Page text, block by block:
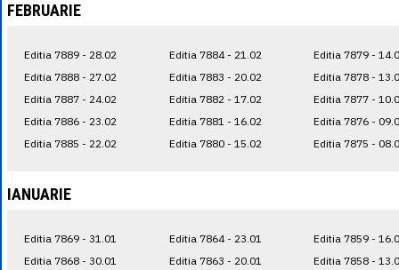
FEBRUARIE
Editia 7889 - 28.02
Editia 7888 - 27.02
Editia 7887 - 24.02
Editia 7886 - 23.02
Editia 7885 - 22.02
Editia 7884 - 21.02
Editia 7883 - 20.02
Editia 7882 - 17.02
Editia 7881 - 16.02
Editia 7880 - 15.02
Editia 7879 -
Editia 7878 -
Editia 7877 -
Editia 7876 -
Editia 7875 -
IANUARIE
Editia 7869 - 31.01
Editia 7868 - 30.01
Editia 7864 - 23.01
Editia 7863 - 20.01
Editia 7859 -
Editia 7858 -